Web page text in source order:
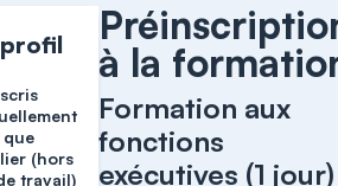
que
(hors
travail)
à la
Formation aux
fonctions
exécutives (1 jour)